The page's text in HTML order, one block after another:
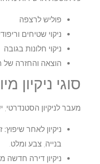
פוליש לרצפה
ניקוי שטיחים
ניקוי חלונות בגובה
הוצאה והחזרה של
סוגי ניקיון
מעבר לניקיון הסטנדרטי,
ניקיון לאחר שיפוץ:
בנייה, צבע ומלט.
ניקיון דירה חדשה